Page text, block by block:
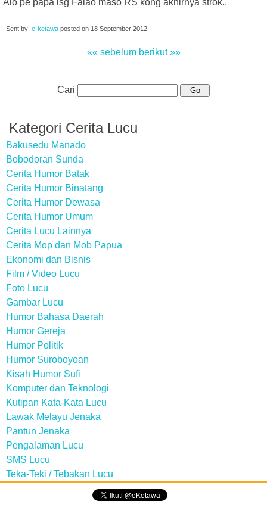
Alo pe papa lsg Falao maso RS kong akhirnya strok..
Sent by: e-ketawa posted on 18 September 2012
«« sebelum berikut »»
Cari
Kategori Cerita Lucu
Bakusedu Manado
Bobodoran Sunda
Cerita Humor Batak
Cerita Humor Binatang
Cerita Humor Dewasa
Cerita Humor Umum
Cerita Lucu Lainnya
Cerita Mop dan Mob Papua
Ekonomi dan Bisnis
Film / Video Lucu
Foto Lucu
Gambar Lucu
Humor Bahasa Daerah
Humor Gereja
Humor Politik
Humor Suroboyoan
Kisah Humor Sufi
Komputer dan Teknologi
Kutipan Kata-Kata Lucu
Lawak Melayu Jenaka
Pantun Jenaka
Pengalaman Lucu
SMS Lucu
Teka-Teki / Tebakan Lucu